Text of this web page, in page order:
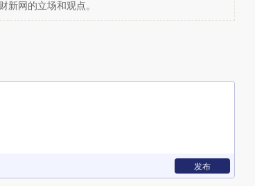
新网的立场和观点。
发布